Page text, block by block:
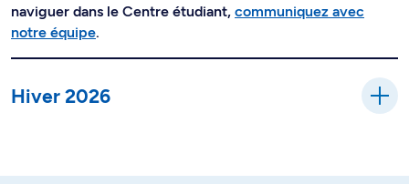
naviguer dans le Centre étudiant, communiquez avec
notre équipe.
Hiver 2026